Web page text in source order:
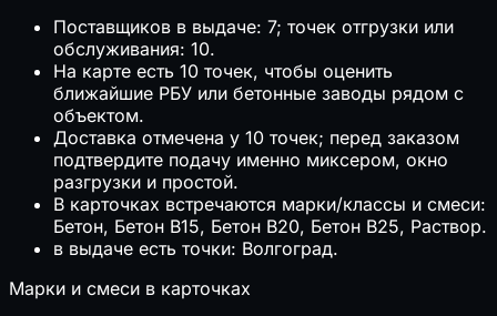
Поставщиков в выдаче: 7; точек отгрузки или
обслуживания: 10.
На карте есть 10 точек, чтобы оценить
ближайшие РБУ или бетонные заводы рядом с
объектом.
Доставка отмечена у 10 точек; перед заказом
подтвердите подачу именно миксером, окно
разгрузки и простой.
В карточках встречаются марки/классы и смеси:
Бетон, Бетон B15, Бетон B20, Бетон B25, Раствор.
в выдаче есть точки: Волгоград.
Марки и смеси в карточках